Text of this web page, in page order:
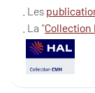
. Les
. La "Collection